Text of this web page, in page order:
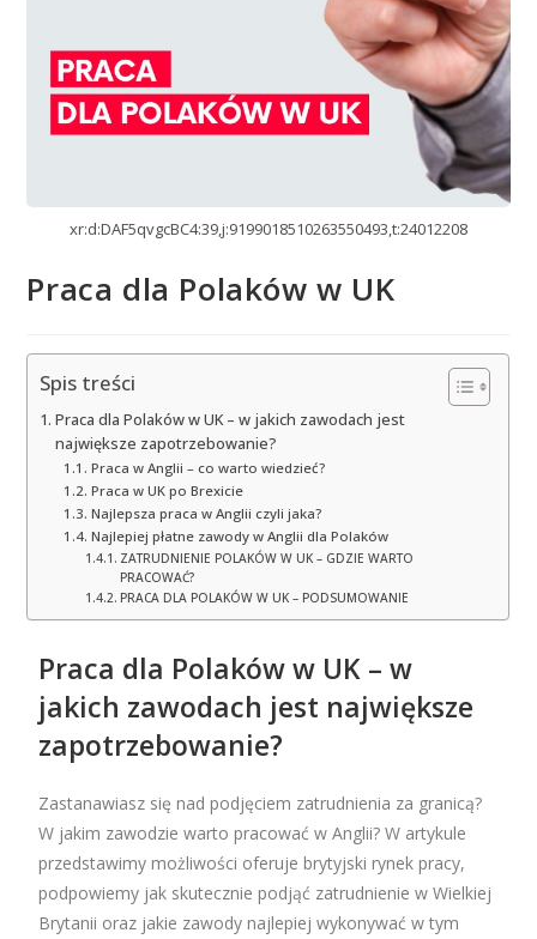
xr:d:DAF5qvgcBC4:39,j:9199018510263550493,t:24012208
Praca dla Polaków w UK
Spis treści
Praca dla Polaków w UK – w jakich zawodach jest
największe zapotrzebowanie?
Praca w Anglii – co warto wiedzieć?
Praca w UK po Brexicie
Najlepsza praca w Anglii czyli jaka?
Najlepiej płatne zawody w Anglii dla Polaków
ZATRUDNIENIE POLAKÓW W UK – GDZIE WARTO
PRACOWAĆ?
PRACA DLA POLAKÓW W UK – PODSUMOWANIE
Praca dla Polaków w UK – w
jakich zawodach jest największe
zapotrzebowanie?
Zastanawiasz się nad podjęciem zatrudnienia za granicą?
W jakim zawodzie warto pracować w Anglii? W artykule
przedstawimy możliwości oferuje brytyjski rynek pracy,
podpowiemy jak skutecznie podjąć zatrudnienie w Wielkiej
Brytanii oraz jakie zawody najlepiej wykonywać w tym